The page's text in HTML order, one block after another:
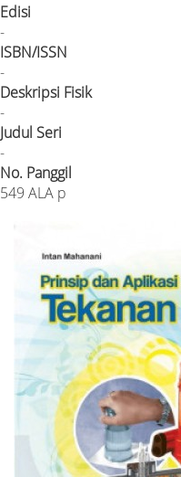
Edisi
-
ISBN/ISSN
-
Deskripsi Fisik
-
Judul Seri
-
No. Panggil
549 ALA p